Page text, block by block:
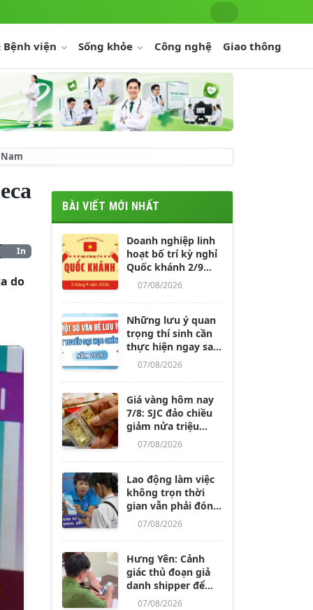
Bệnh viện Sống khỏe Công nghệ Giao thông
In
do
BÀI VIẾT MỚI NHẤT
Doanh nghiệp linh
hoạt bố trí kỳ nghỉ
Quốc khánh 2/9
kéo dài 4-5 ngày
07/08/2026
Những lưu ý quan
trọng thí sinh cần
thực hiện ngay sau
khi các trường
chuẩn
07/08/2026
Giá vàng hôm nay
7/8: SJC đảo chiều
giảm nửa triệu
đồng/lượng
07/08/2026
Lao động làm việc
không trọn thời
gian vẫn phải đóng
BHXH, dù nghỉ
ngày trở lên
07/08/2026
Hưng Yên: Cảnh
giác thủ đoạn giả
danh shipper để
lừa đảo, chiếm
07/08/2026